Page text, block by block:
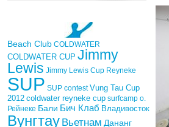
Beach Club COLDWATER
COLDWATER CUP Jimmy
Lewis Jimmy Lewis Cup Reyneke
SUP SUP contest Vung Tau Cup
2012 coldwater reyneke cup surfcamp о.
Рейнеке Бали Бич Клаб Владивосток
Вунгтау Вьетнам Дананг